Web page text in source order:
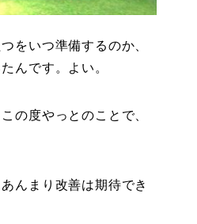
をいつ準備するのか、
んです。よい。
の度やっとのことで、
んまり改善は期待でき